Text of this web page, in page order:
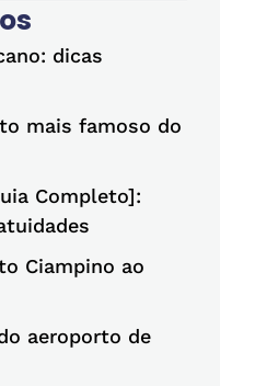
dicas
mais famoso do
Completo]:
Ciampino ao
aeroporto de